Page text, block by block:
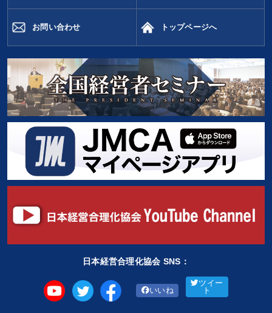
お問い合わせ トップページへ
日本経営合理化協会 SNS：
いいね
ツイー
ト